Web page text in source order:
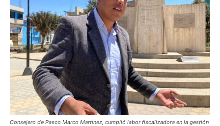
Consejero de Pasco Marco Martínez, cumplió labor fiscalizadora en la gestión